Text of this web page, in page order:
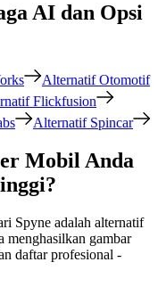
AI dan Opsi
Alternatif Otomotif
Flickfusion
Alternatif Spincar
Mobil Anda
Spyne adalah alternatif
menghasilkan gambar
daftar profesional -